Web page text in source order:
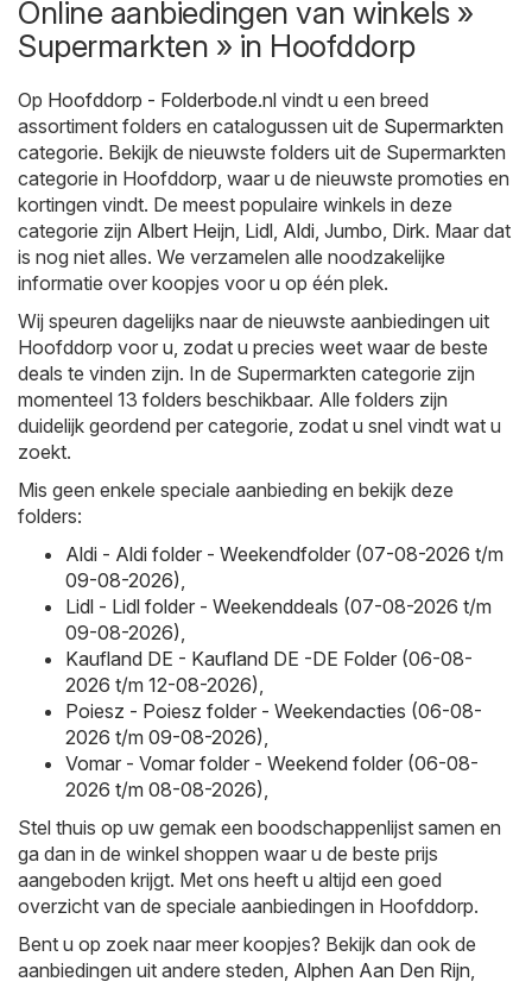
Online aanbiedingen van winkels »
Supermarkten » in Hoofddorp
Op Hoofddorp - Folderbode.nl vindt u een breed
assortiment folders en catalogussen uit de Supermarkten
categorie. Bekijk de nieuwste folders uit de Supermarkten
categorie in Hoofddorp, waar u de nieuwste promoties en
kortingen vindt. De meest populaire winkels in deze
categorie zijn Albert Heijn, Lidl, Aldi, Jumbo, Dirk. Maar dat
is nog niet alles. We verzamelen alle noodzakelijke
informatie over koopjes voor u op één plek.
Wij speuren dagelijks naar de nieuwste aanbiedingen uit
Hoofddorp voor u, zodat u precies weet waar de beste
deals te vinden zijn. In de Supermarkten categorie zijn
momenteel 13 folders beschikbaar. Alle folders zijn
duidelijk geordend per categorie, zodat u snel vindt wat u
zoekt.
Mis geen enkele speciale aanbieding en bekijk deze
folders:
Aldi - Aldi folder - Weekendfolder (07-08-2026 t/m
09-08-2026),
Lidl - Lidl folder - Weekenddeals (07-08-2026 t/m
09-08-2026),
Kaufland DE - Kaufland DE -DE Folder (06-08-
2026 t/m 12-08-2026),
Poiesz - Poiesz folder - Weekendacties (06-08-
2026 t/m 09-08-2026),
Vomar - Vomar folder - Weekend folder (06-08-
2026 t/m 08-08-2026),
Stel thuis op uw gemak een boodschappenlijst samen en
ga dan in de winkel shoppen waar u de beste prijs
aangeboden krijgt. Met ons heeft u altijd een goed
overzicht van de speciale aanbiedingen in Hoofddorp.
Bent u op zoek naar meer koopjes? Bekijk dan ook de
aanbiedingen uit andere steden, Alphen Aan Den Rijn,